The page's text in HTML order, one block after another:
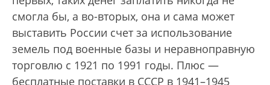
смогла бы, а во-вторых, она и сама может
выставить России счет за использование
земель под военные базы и неравноправную
торговлю с 1921 по 1991 годы. Плюс —
бесплатные поставки в СССР в 1941–1945